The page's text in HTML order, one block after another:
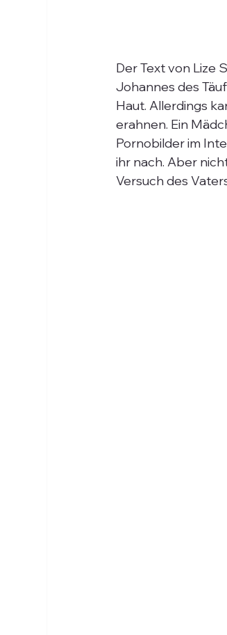
Der Text von Lize
Johannes des
Haut. Allerdings
erahnen. Ein
Pornobilder im
ihr nach. Aber
Versuch des